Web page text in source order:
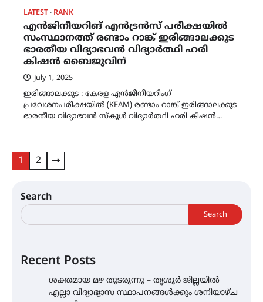
LATEST RANK
എൻജിനീയറിങ് എൻട്രൻസ് പരീക്ഷയിൽ
സംസ്ഥാനത്ത് രണ്ടാം റാങ്ക് ഇരിങ്ങാലക്കുട
ഭാരതീയ വിദ്യാഭവൻ വിദ്യാർത്ഥി ഹരി
കിഷൻ ബൈജുവിന്
July 1, 2025
ഇരിങ്ങാലക്കുട : കേരള എൻജീനീയറിംഗ്
പ്രവേശനപരീക്ഷയിൽ (KEAM) രണ്ടാം റാങ്ക് ഇരിങ്ങാലക്കുട
ഭാരതീയ വിദ്യാഭവൻ സ്കൂൾ വിദ്യാർത്ഥി ഹരി കിഷൻ…
Posts
1 2
Search
Search
Recent Posts
ശക്തമായ മഴ തുടരുന്നു – തൃശൂർ ജില്ലയിൽ
എല്ലാ വിദ്യാഭ്യാസ സ്ഥാപനങ്ങൾക്കും ശനിയാഴ്ച